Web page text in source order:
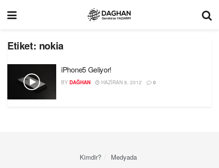
Etiket: nokia
iPhone5 Geliyor!
BY DAĞHAN HAZIRAN 8, 2012 0
Kimdir? Medyada